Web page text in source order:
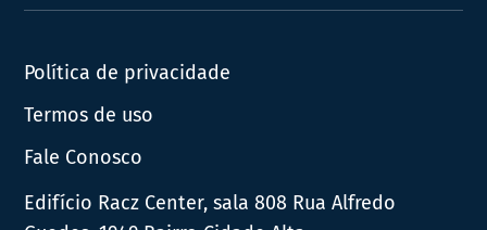
Política de privacidade
Termos de uso
Fale Conosco
Edifício Racz Center, sala 808 Rua Alfredo